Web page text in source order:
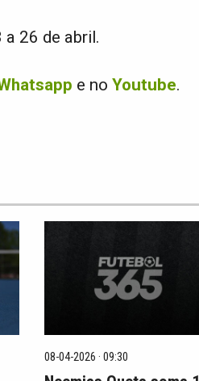
a 26 de abril.
e noYoutube.
08-04-2026 · 09:30